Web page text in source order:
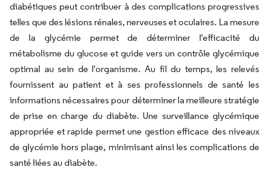
diabétiques peut contribuer à des complications progressives
telles que des lésions rénales, nerveuses et oculaires. La mesure
de la glycémie permet de déterminer l'efficacité du
métabolisme du glucose et guide vers un contrôle glycémique
optimal au sein de l'organisme. Au fil du temps, les relevés
fournissent au patient et à ses professionnels de santé les
informations nécessaires pour déterminer la meilleure stratégie
de prise en charge du diabète. Une surveillance glycémique
appropriée et rapide permet une gestion efficace des niveaux
de glycémie hors plage, minimisant ainsi les complications de
santé liées au diabète.